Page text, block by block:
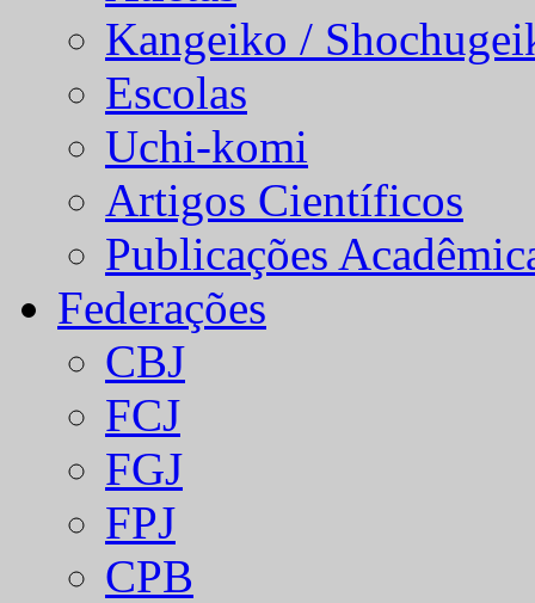
Kangeiko /
Escolas
Uchi-komi
Artigos Científicos
Publicações
Federações
CBJ
FCJ
FGJ
FPJ
CPB